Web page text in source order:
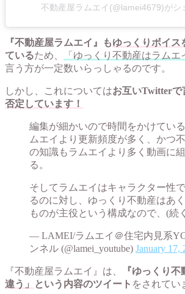
不動産屋ラムエイ(@lamei4679)がシ
『不動産屋ラムエイ』もゆっくりボイス
ているため、 「ゆっくり不動産はラムエ
言う方が一定数いらっしゃるのです。
しかし、これについてはお互いTwitterで
否定しています！
編集が細かいので時間をかけてい
ムエイより更新頻度が多く、かつ
の知識もラムエイより多く動画に
る。
そしてラムエイはキャラクター性
るのに対し、ゆっくり不動産はあ
ものが主役という構成なので、(続
— LAMEI/ラムエイ＠住宅内見系
ンネル (@lamei_youtube) January 17,
『不動産屋ラムエイ』は、 『ゆっくり
違う」
という内容のツイート をされてい